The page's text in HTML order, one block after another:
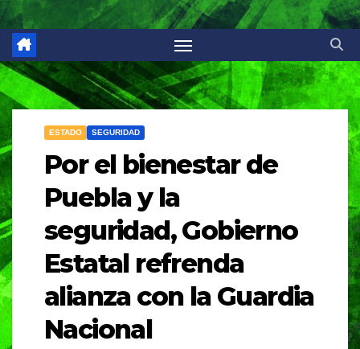
ESTADO SEGURIDAD
Por el bienestar de
Puebla y la
seguridad, Gobierno
Estatal refrenda
alianza con la Guardia
Nacional